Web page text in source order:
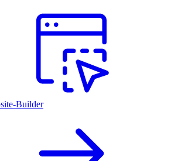
Builder